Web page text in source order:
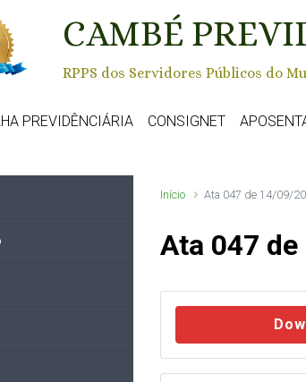
CAMBÉ
RPPS dos Servidores Públicos do
PREVIDÊNCIÁRIA CONSIGNET
Início Ata 047 de 14/09/
Ata 047